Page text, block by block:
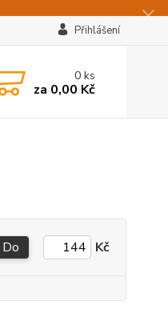
Přihlášení
0ks
za 0,00 Kč
Do Kč